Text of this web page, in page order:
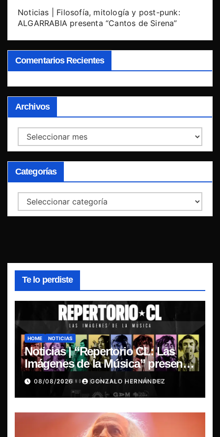
Noticias | Filosofía, mitología y post-punk:
ALGARRABIA presenta “Cantos de Sirena”
Comentarios Recientes
Archivos
Archivos
Categorías
Categorías
Te lo perdiste
HOME NOTICIAS
Noticias | “Repertorio CL: Las
Imágenes de la Música” presenta
la esencia del nuevo sonido
nacional
08/08/2026 GONZALO HERNÁNDEZ